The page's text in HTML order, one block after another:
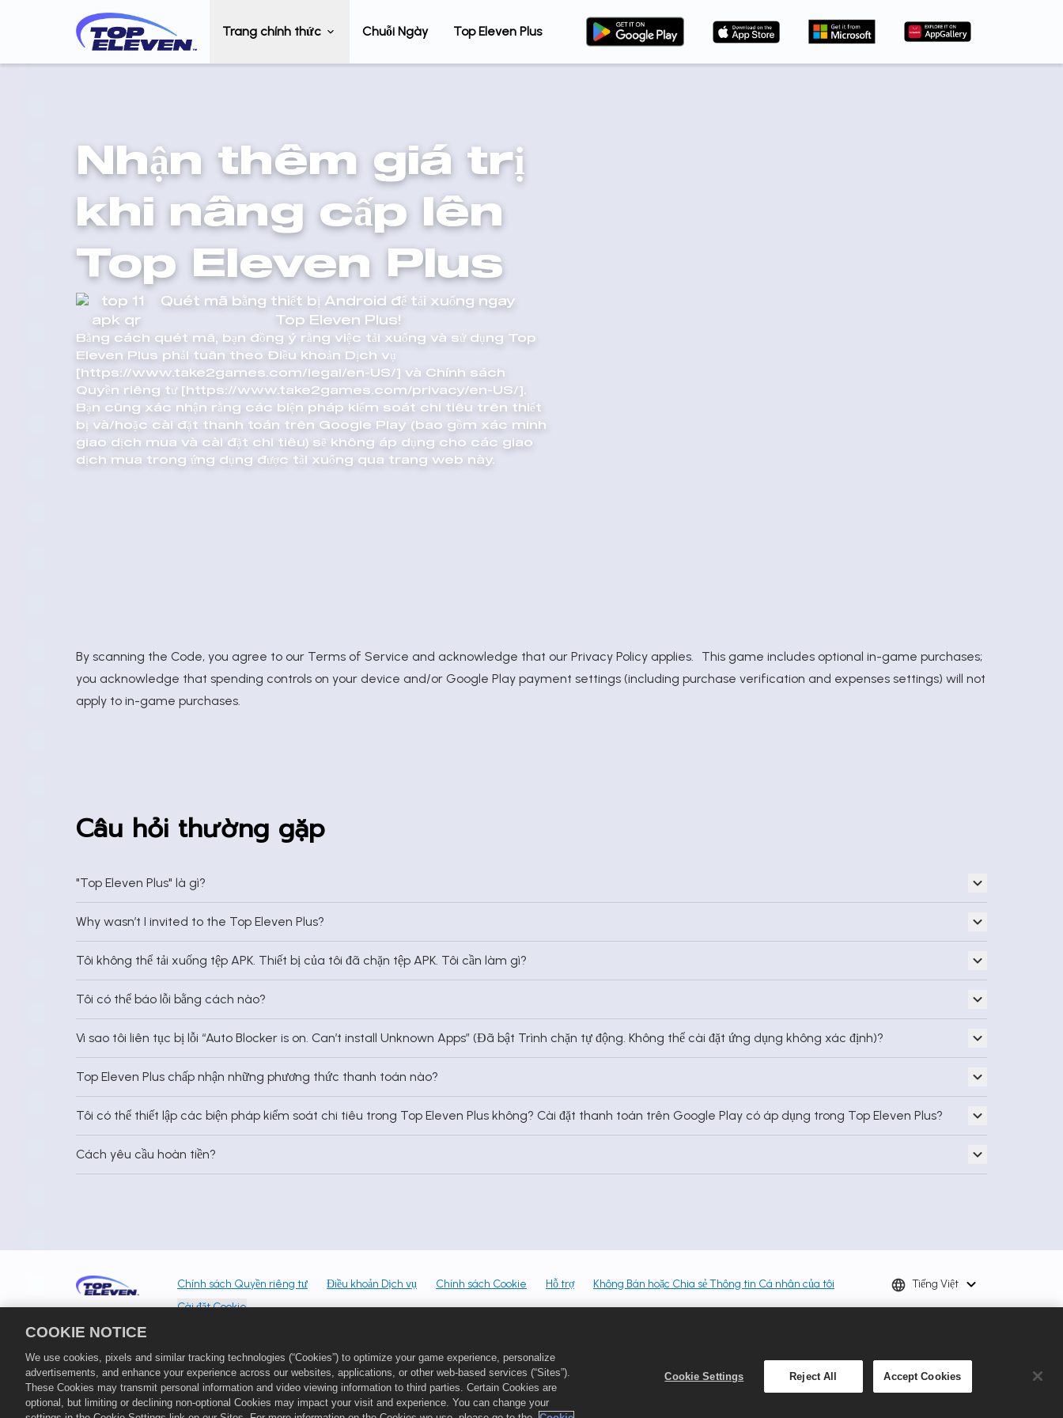
Trang chính thức Chuỗi Ngày Top Eleven Plus
Nhận thêm giá trị
khi nâng cấp lên
Top Eleven Plus
Quét mã bằng thiết bị Android để tải xuống ngay
Top Eleven Plus!
Bằng cách quét mã, bạn đồng ý rằng việc tải xuống và sử dụng Top
Eleven Plus phải tuân theo Điều khoản Dịch vụ
[https://www.take2games.com/legal/en-US/] và Chính sách
Quyền riêng tư [https://www.take2games.com/privacy/en-US/].
Bạn cũng xác nhận rằng các biện pháp kiểm soát chi tiêu trên thiết
bị và/hoặc cài đặt thanh toán trên Google Play (bao gồm xác minh
giao dịch mua và cài đặt chi tiêu) sẽ không áp dụng cho các giao
dịch mua trong ứng dụng được tải xuống qua trang web này.
By scanning the Code, you agree to our Terms of Service and acknowledge that our Privacy Policy applies. This game includes optional in-game purchases;
you acknowledge that spending controls on your device and/or Google Play payment settings (including purchase verification and expenses settings) will not
apply to in-game purchases.
Câu hỏi thường gặp
"Top Eleven Plus" là gì?
Why wasn’t I invited to the Top Eleven Plus?
Tôi không thể tải xuống tệp APK. Thiết bị của tôi đã chặn tệp APK. Tôi cần làm gì?
Tôi có thể báo lỗi bằng cách nào?
Vì sao tôi liên tục bị lỗi “Auto Blocker is on. Can’t install Unknown Apps” (Đã bật Trình chặn tự động. Không thể cài đặt ứng dụng không xác định)?
Top Eleven Plus chấp nhận những phương thức thanh toán nào?
Tôi có thể thiết lập các biện pháp kiểm soát chi tiêu trong Top Eleven Plus không? Cài đặt thanh toán trên Google Play có áp dụng trong Top Eleven Plus?
Cách yêu cầu hoàn tiền?
Chính sách Quyền riêng tư Điều khoản Dịch vụ Chính sách Cookie Hỗ trợ
Không Bán hoặc Chia sẻ Thông tin Cá nhân của tôi
Cài đặt Cookie
trị trong trò chơi Top Eleven: Trở thành HLV Bóng đá. Hiệu lực ưu đãi, mức giá và thể thức trò chơi có thể thay đổi tùy theo từng khu vực. Mức giá
cũng có thể thay đổi tùy thuộc vào thể thức, nền tảng, khu vực và dựa trên lịch sử mua hàng trước đó.
Tiếng Việt
COOKIE NOTICE
We use cookies, pixels and similar tracking technologies (“Cookies”) to optimize your game experience, personalize
advertisements, and enhance your experience across our websites, applications, or other web-based services (“Sites”).
These Cookies may transmit personal information and video viewing information to third parties. Certain Cookies are
optional, but limiting or declining non-optional Cookies may impact your visit and experience. You can change your
Cookie Settings Reject All Accept Cookies